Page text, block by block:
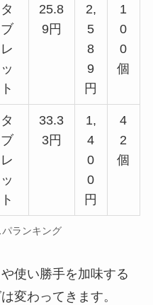
タ
ブ
レ
ッ
ト
25.8
9円
2,
5
8
9
円
1
0
0
個
タ
ブ
レ
ッ
ト
33.3
3円
1,
4
0
0
円
4
2
個
ランキング
使い勝手を加味する
変わってきます。